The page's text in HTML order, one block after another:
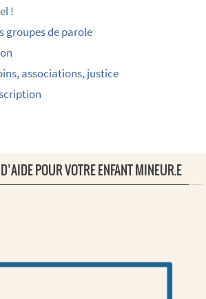
!
groupes de parole
associations, justice
POUR VOTRE ENFANT MINEUR.E